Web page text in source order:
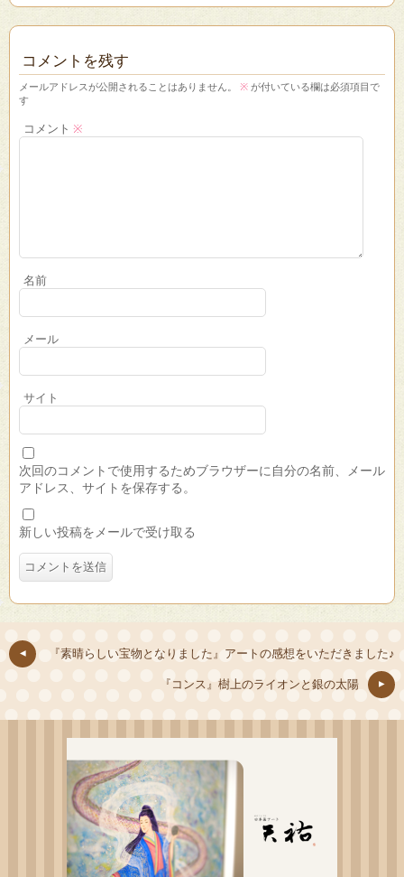
コメントを残す
メールアドレスが公開されることはありません。 ※ が付いている欄は必須項目で
す
コメント ※
名前
メール
サイト
次回のコメントで使用するためブラウザーに自分の名前、メール
アドレス、サイトを保存する。
新しい投稿をメールで受け取る
『素晴らしい宝物となりました』アートの感想をいただきました♪
『コンス』樹上のライオンと銀の太陽